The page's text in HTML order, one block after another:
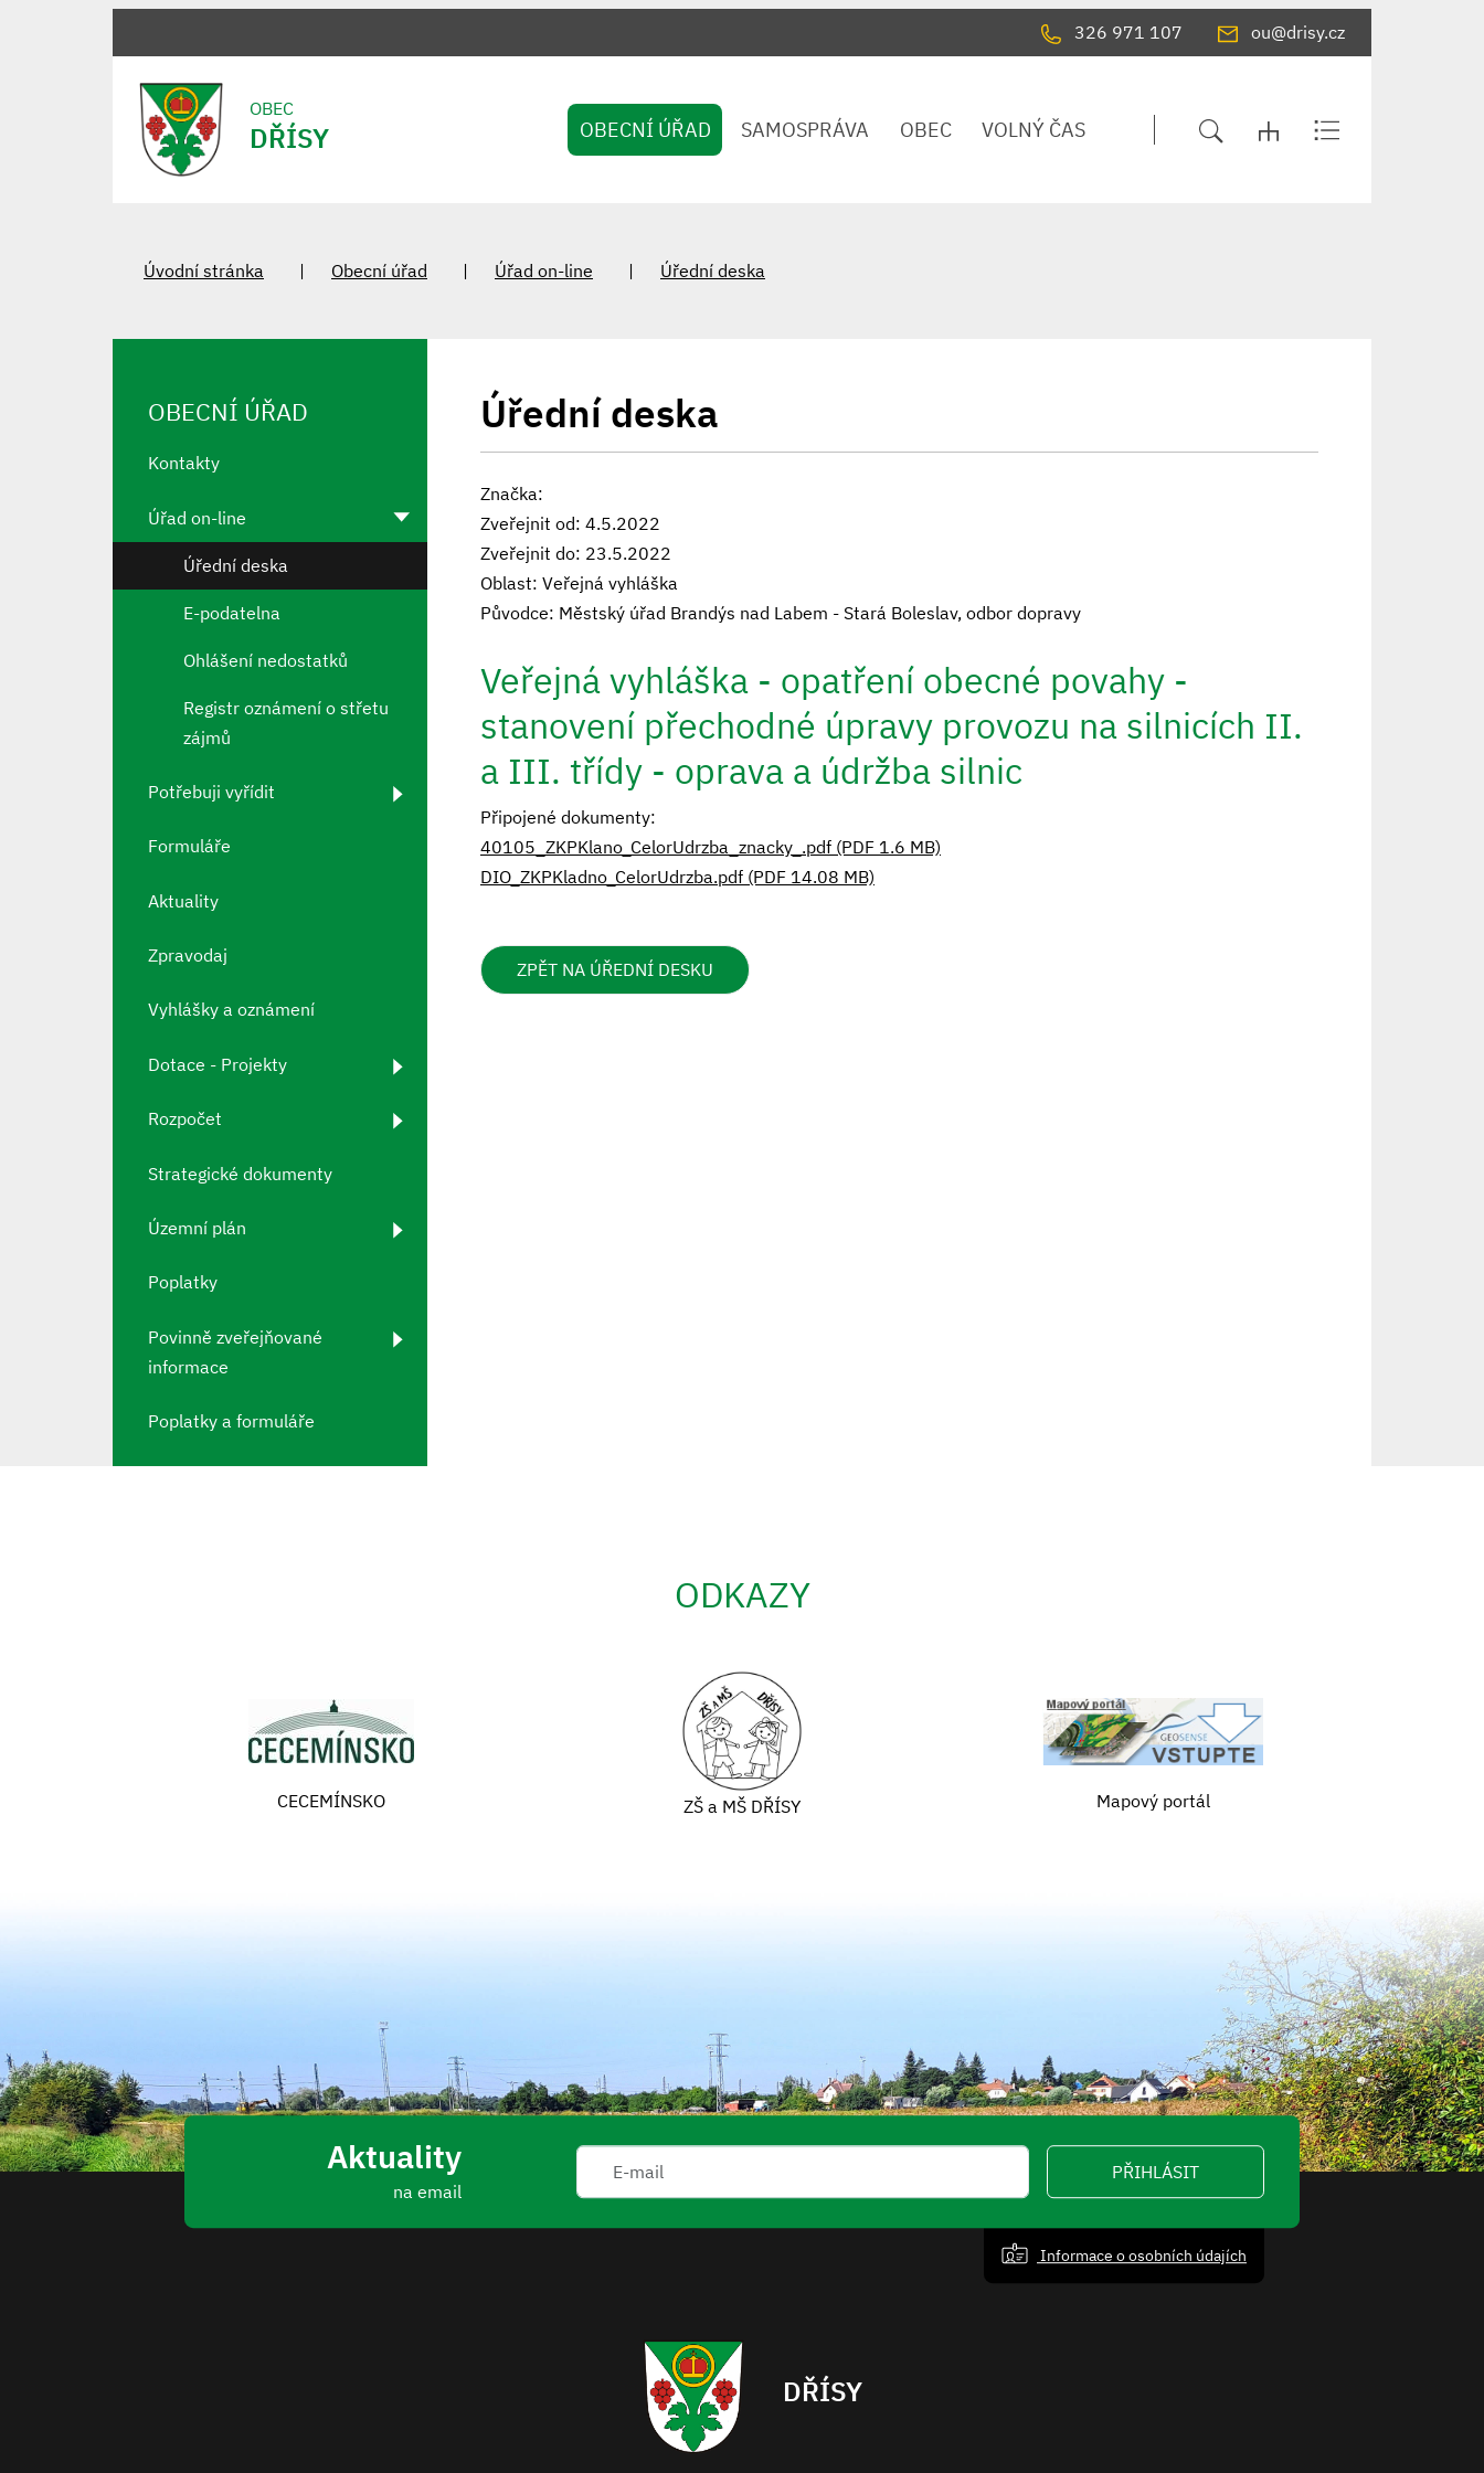
326 971 107 ou@drisy.cz
OBEC
DŘÍSY OBECNÍ ÚŘAD SAMOSPRÁVA OBEC VOLNÝ ČAS
Úvodní stránka Obecní úřad Úřad on-line Úřední deska
Úřední deska
Značka:
Zveřejnit od: 4.5.2022
Zveřejnit do: 23.5.2022
Oblast: Veřejná vyhláška
Původce: Městský úřad Brandýs nad Labem - Stará Boleslav, odbor dopravy
Veřejná vyhláška - opatření obecné povahy -
stanovení přechodné úpravy provozu na silnicích II.
a III. třídy - oprava a údržba silnic
Připojené dokumenty:
40105_ZKPKlano_CelorUdrzba_znacky_.pdf (PDF 1.6 MB)
DIO_ZKPKladno_CelorUdrzba.pdf (PDF 14.08 MB)
ZPĚT NA ÚŘEDNÍ DESKU
OBECNÍ ÚŘAD
Kontakty
Úřad on-line
Úřední deska
E-podatelna
Ohlášení nedostatků
Registr oznámení o střetu
zájmů
Potřebuji vyřídit
Formuláře
Aktuality
Zpravodaj
Vyhlášky a oznámení
Dotace - Projekty
Rozpočet
Strategické dokumenty
Územní plán
Poplatky
Povinně zveřejňované
informace
Poplatky a formuláře
ODKAZY
CECEMÍNSKO ZŠ a MŠ DŘÍSY Mapový portál
Aktuality
na email
PŘIHLÁSIT
Informace o osobních údajích
DŘÍSY